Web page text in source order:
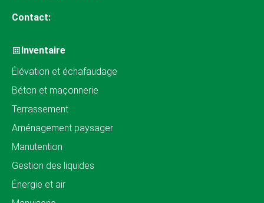
Contact:
Inventaire
Élévation et échafaudage
Béton et maçonnerie
Terrassement
Aménagement paysager
Manutention
Gestion des liquides
Énergie et air